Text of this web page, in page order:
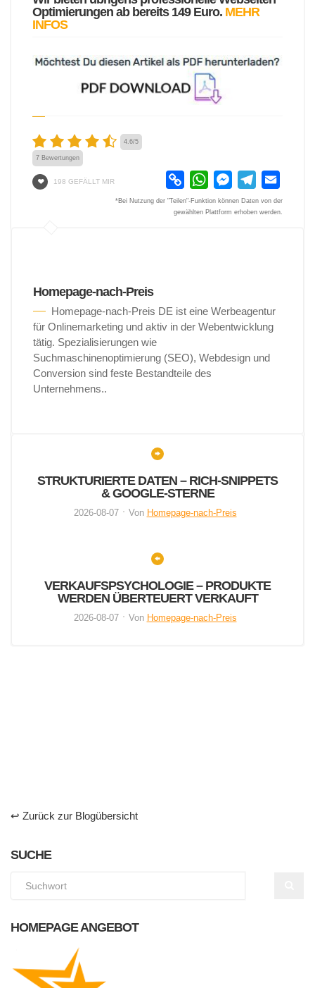
Optimierungen ab bereits 149 Euro. MEHR
INFOS
4.6/5
7 Bewertungen
198 GEFÄLLT MIR
Copy
Link
WhatsAppMessenger
Telegram
*Bei Nutzung der "Teilen"-Funktion können Daten von der
gewählten Plattform erhoben werden.
Homepage-nach-Preis
Homepage-nach-Preis DE ist eine Werbeagentur
für Onlinemarketing und aktiv in der Webentwicklung
tätig. Spezialisierungen wie
Suchmaschinenoptimierung (SEO), Webdesign und
Conversion sind feste Bestandteile des
Unternehmens..
STRUKTURIERTE DATEN – RICH-SNIPPETS
& GOOGLE-STERNE
2026-08-07 Von Homepage-nach-Preis
VERKAUFSPSYCHOLOGIE – PRODUKTE
WERDEN ÜBERTEUERT VERKAUFT
2026-08-07 Von Homepage-nach-Preis
↩ Zurück zur Blogübersicht
SUCHE
HOMEPAGE ANGEBOT